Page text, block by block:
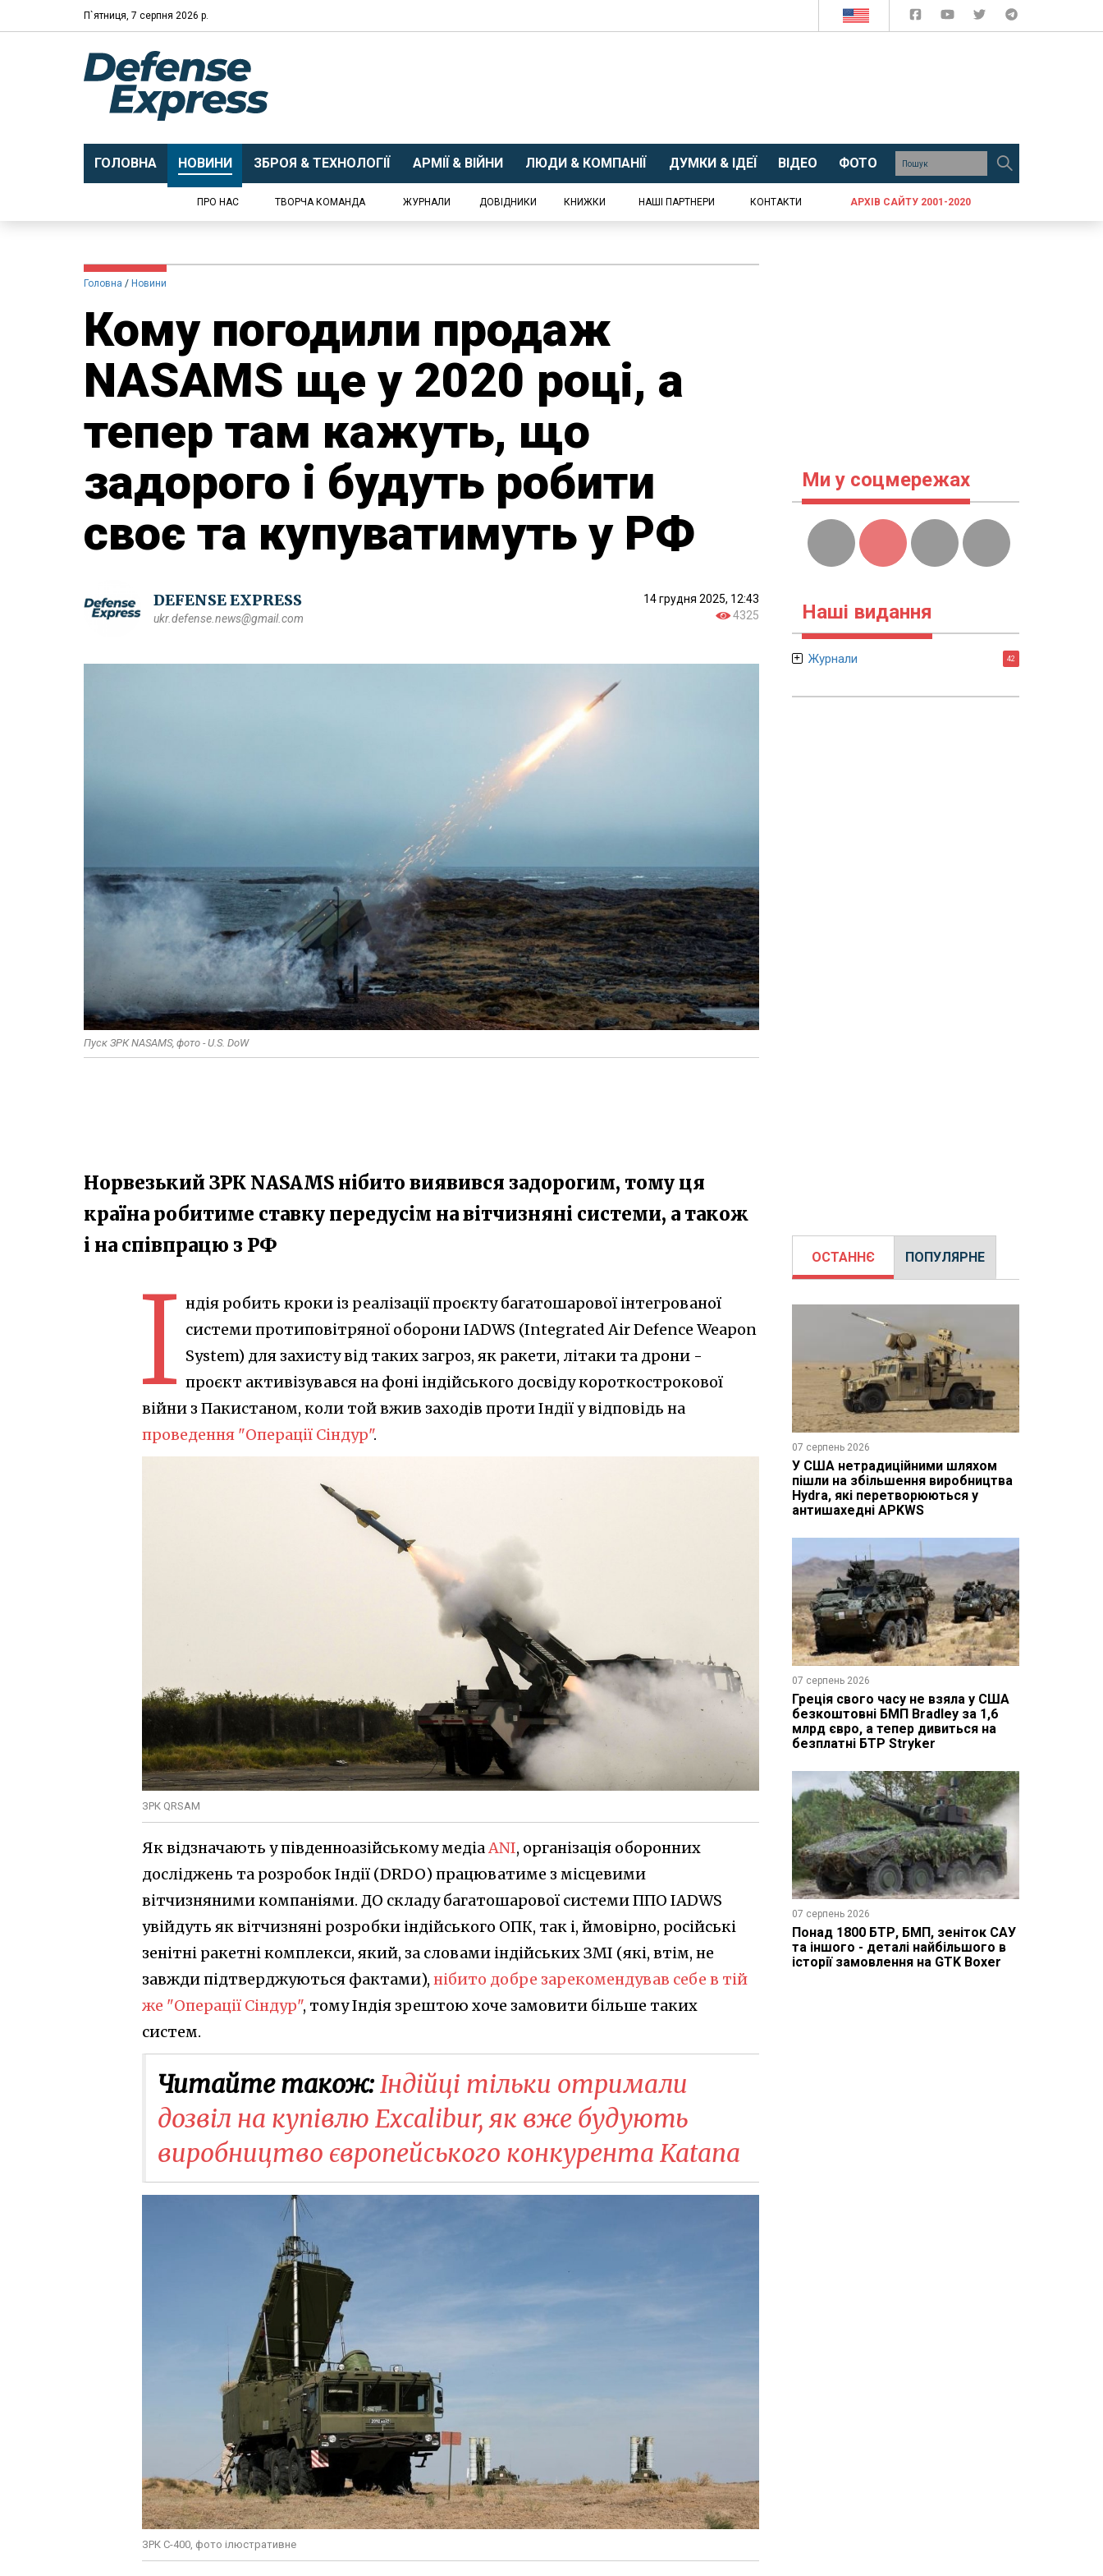
П`ятниця, 7 серпня 2026 р.
ГОЛОВНА НОВИНИ ЗБРОЯ & ТЕХНОЛОГІЇ АРМІЇ & ВІЙНИ ЛЮДИ & КОМПАНІЇ ДУМКИ & ІДЕЇ ВІДЕО ФОТО
ПРО НАС ТВОРЧА КОМАНДА ЖУРНАЛИ ДОВІДНИКИ КНИЖКИ НАШІ ПАРТНЕРИ КОНТАКТИ АРХІВ САЙТУ 2001-2020
Головна Новини
Кому погодили продаж
NASAMS ще у 2020 році, а
тепер там кажуть, що
задорого і будуть робити
своє та купуватимуть у РФ
DEFENSE EXPRESS
ukr.defense.news@gmail.com
14 грудня 2025, 12:43
4325
Пуск ЗРК NASAMS, фото - U.S. DoW
Норвезький ЗРК NASAMS нібито виявився задорогим, тому ця
країна робитиме ставку передусім на вітчизняні системи, а також
і на співпрацю з РФ
І ндія робить кроки із реалізації проєкту багатошарової інтегрованої
системи протиповітряної оборони IADWS (Integrated Air Defence Weapon
System) для захисту від таких загроз, як ракети, літаки та дрони -
проєкт активізувався на фоні індійського досвіду короткострокової
війни з Пакистаном, коли той вжив заходів проти Індії у відповідь на
проведення "Операції Сіндур".
ЗРК QRSAM
Як відзначають у південноазійському медіа ANI, організація оборонних
досліджень та розробок Індії (DRDO) працюватиме з місцевими
вітчизняними компаніями. ДО складу багатошарової системи ППО IADWS
увійдуть як вітчизняні розробки індійського ОПК, так і, ймовірно, російські
зенітні ракетні комплекси, який, за словами індійських ЗМІ (які, втім, не
завжди підтверджуються фактами), нібито добре зарекомендував себе в тій
же "Операції Сіндур", тому Індія зрештою хоче замовити більше таких
систем.
Читайте також:Індійці тільки отримали
дозвіл на купівлю Excalibur, як вже будують
виробництво європейського конкурента Katana
ЗРК С-400, фото ілюстративне
Ми у соцмережах
Наші видання
Журнали 42
ОСТАННЄ ПОПУЛЯРНЕ
07 серпень 2026
У США нетрадиційними шляхом
пішли на збільшення виробництва
Hydra, які перетворюються у
антишахедні APKWS
07 серпень 2026
Греція свого часу не взяла у США
безкоштовні БМП Bradley за 1,6
млрд євро, а тепер дивиться на
безплатні БТР Stryker
07 серпень 2026
Понад 1800 БТР, БМП, зеніток САУ
та іншого - деталі найбільшого в
історії замовлення на GTK Boxer